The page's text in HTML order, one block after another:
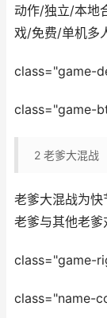
动作/独立/本地
戏/免费/单机多
class="game-
class="game-
2 老爹大混战
老爹大混战为
老爹与其他老爹
class="game-
class="name-